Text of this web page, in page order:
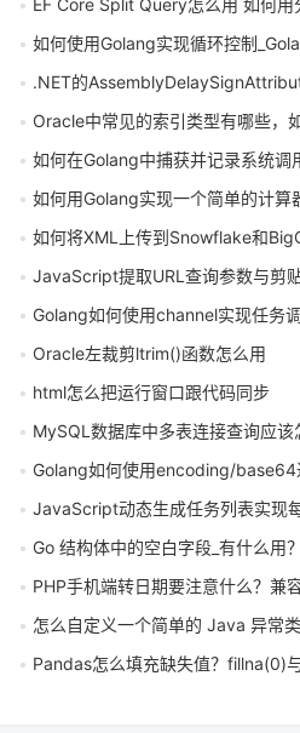
EF Core Split Query怎么用 如何
如何使用Golang实现循环控制
.NET的
Oracle中常见的索引类型有哪些，如何
如何在Golang中捕获并记录系统调
如何用Golang实现一个简单的计算
如何将XML上传到Snowflake和
JavaScript提取URL查询参数与剪
Golang如何使用channel实现任务
Oracle左裁剪ltrim()函数怎么用
html怎么把运行窗口跟代码同步
MySQL数据库中多表连接查询应该
Golang如何使用encoding/base64
JavaScript动态生成任务列表实现
Go 结构体中的空白字段_有什么用？
PHP手机端转日期要注意什么？兼
怎么自定义一个简单的 Java 异常
Pandas怎么填充缺失值？fillna(0)与